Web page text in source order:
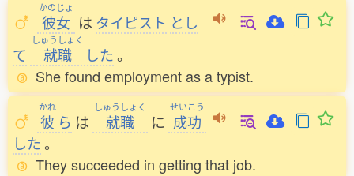
かのじょ
彼女 は タイピスト とし
て
しゅうしょく
就職 した。
She found employment as a typist.
かれ
彼 ら は
しゅうしょく
就職 に
せいこう
成功
した。
They succeeded in getting that job.